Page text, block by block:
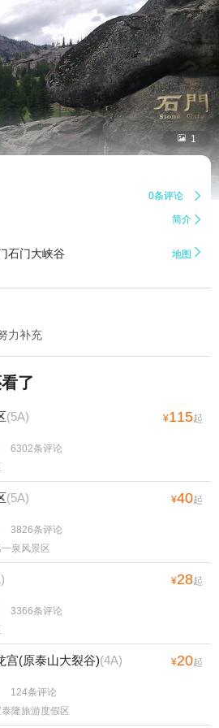
 1
0条评论 
简介 
石门大峡谷 地图 
力补充
了
(5A) ¥115起
6302条评论
(5A) ¥40起
3826条评论
泉风景区
¥28起
3366条评论
宫(原泰山大裂谷)(4A) ¥20起
124条评论
隆旅游度假区